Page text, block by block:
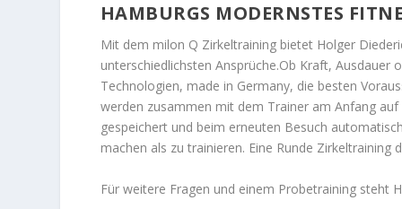
HAMBURGS MODERNSTES
Mit dem milon Q Zirkeltraining bietet Holger
unterschiedlichsten Ansprüche.Ob Kraft,
Technologien, made in Germany, die besten
werden zusammen mit dem Trainer am Anfang
gespeichert und beim erneuten Besuch
machen als zu trainieren. Eine Runde
Für weitere Fragen und einem Probetraining steht